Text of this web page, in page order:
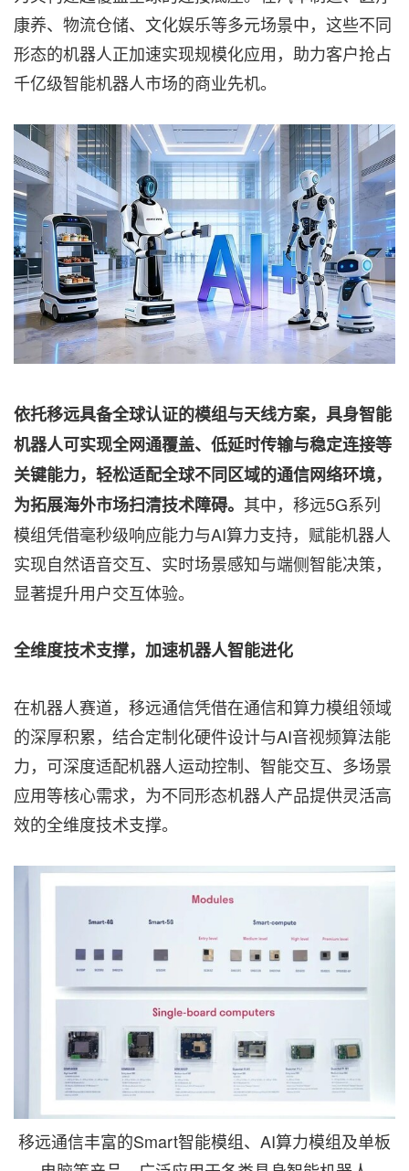
康养、物流仓储、文化娱乐等多元场景中，这些不同
形态的机器人正加速实现规模化应用，助力客户抢占
千亿级智能机器人市场的商业先机。
依托移远具备全球认证的模组与天线方案，具身智能
机器人可实现全网通覆盖、低延时传输与稳定连接等
关键能力，轻松适配全球不同区域的通信网络环境，
为拓展海外市场扫清技术障碍。 其中，移远5G系列
模组凭借毫秒级响应能力与AI算力支持，赋能机器人
实现自然语音交互、实时场景感知与端侧智能决策，
显著提升用户交互体验。
全维度技术支撑，加速机器人智能进化
在机器人赛道，移远通信凭借在通信和算力模组领域
的深厚积累，结合定制化硬件设计与AI音视频算法能
力，可深度适配机器人运动控制、智能交互、多场景
应用等核心需求，为不同形态机器人产品提供灵活高
效的全维度技术支撑。
移远通信丰富的Smart智能模组、AI算力模组及单板